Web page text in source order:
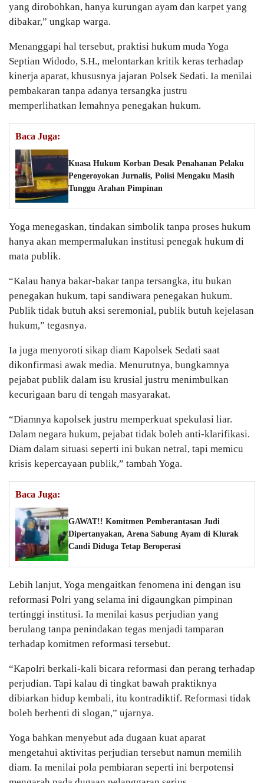
yang dirobohkan, hanya kurungan ayam dan karpet yang
dibakar,” ungkap warga.
Menanggapi hal tersebut, praktisi hukum muda Yoga
Septian Widodo, S.H., melontarkan kritik keras terhadap
kinerja aparat, khususnya jajaran Polsek Sedati. Ia menilai
pembakaran tanpa adanya tersangka justru
memperlihatkan lemahnya penegakan hukum.
Baca Juga:
Kuasa Hukum Korban Desak Penahanan Pelaku
Pengeroyokan Jurnalis, Polisi Mengaku Masih
Tunggu Arahan Pimpinan
Yoga menegaskan, tindakan simbolik tanpa proses hukum
hanya akan mempermalukan institusi penegak hukum di
mata publik.
“Kalau hanya bakar-bakar tanpa tersangka, itu bukan
penegakan hukum, tapi sandiwara penegakan hukum.
Publik tidak butuh aksi seremonial, publik butuh kejelasan
hukum,” tegasnya.
Ia juga menyoroti sikap diam Kapolsek Sedati saat
dikonfirmasi awak media. Menurutnya, bungkamnya
pejabat publik dalam isu krusial justru menimbulkan
kecurigaan baru di tengah masyarakat.
“Diamnya kapolsek justru memperkuat spekulasi liar.
Dalam negara hukum, pejabat tidak boleh anti-klarifikasi.
Diam dalam situasi seperti ini bukan netral, tapi memicu
krisis kepercayaan publik,” tambah Yoga.
Baca Juga:
GAWAT!! Komitmen Pemberantasan Judi
Dipertanyakan, Arena Sabung Ayam di Klurak
Candi Diduga Tetap Beroperasi
Lebih lanjut, Yoga mengaitkan fenomena ini dengan isu
reformasi Polri yang selama ini digaungkan pimpinan
tertinggi institusi. Ia menilai kasus perjudian yang
berulang tanpa penindakan tegas menjadi tamparan
terhadap komitmen reformasi tersebut.
“Kapolri berkali-kali bicara reformasi dan perang terhadap
perjudian. Tapi kalau di tingkat bawah praktiknya
dibiarkan hidup kembali, itu kontradiktif. Reformasi tidak
boleh berhenti di slogan,” ujarnya.
Yoga bahkan menyebut ada dugaan kuat aparat
mengetahui aktivitas perjudian tersebut namun memilih
diam. Ia menilai pola pembiaran seperti ini berpotensi